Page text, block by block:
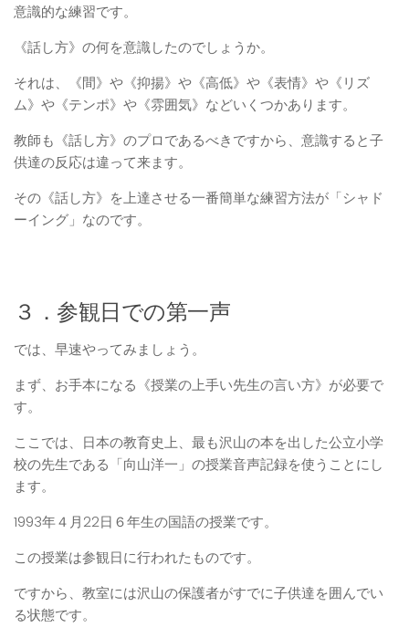
意識的な練習です。
《話し方》の何を意識したのでしょうか。
それは、《間》や《抑揚》や《高低》や《表情》や《リズ
ム》や《テンポ》や《雰囲気》などいくつかあります。
教師も《話し方》のプロであるべきですから、意識すると子
供達の反応は違って来ます。
その《話し方》を上達させる一番簡単な練習方法が「シャド
ーイング」なのです。
３．参観日での第一声
では、早速やってみましょう。
まず、お手本になる《授業の上手い先生の言い方》が必要で
す。
ここでは、日本の教育史上、最も沢山の本を出した公立小学
校の先生である「向山洋一」の授業音声記録を使うことにし
ます。
1993年４月22日６年生の国語の授業です。
この授業は参観日に行われたものです。
ですから、教室には沢山の保護者がすでに子供達を囲んでい
る状態です。